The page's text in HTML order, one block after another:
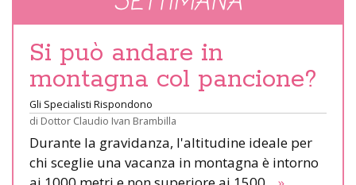
Si può andare in
montagna col pancione?
Gli Specialisti Rispondono
di Dottor Claudio Ivan Brambilla
Durante la gravidanza, l'altitudine ideale per
chi sceglie una vacanza in montagna è intorno